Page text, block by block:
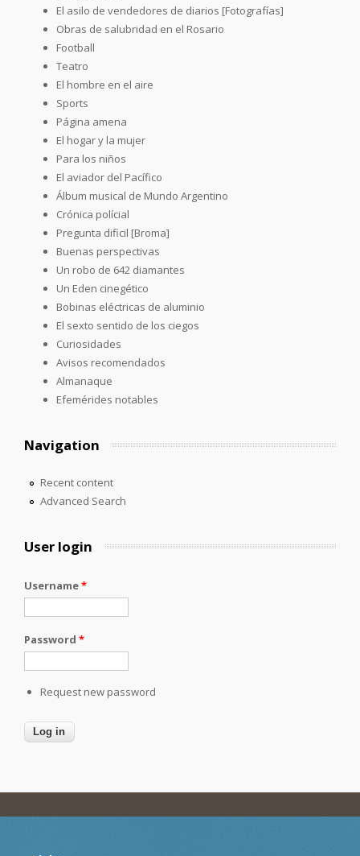
El asilo de vendedores de diarios [Fotografías]
Obras de salubridad en el Rosario
Football
Teatro
El hombre en el aire
Sports
Página amena
El hogar y la mujer
Para los niños
El aviador del Pacífico
Álbum musical de Mundo Argentino
Crónica polícial
Pregunta dificil [Broma]
Buenas perspectivas
Un robo de 642 diamantes
Un Eden cinegético
Bobinas eléctricas de aluminio
El sexto sentido de los ciegos
Curiosidades
Avisos recomendados
Almanaque
Efemérides notables
Navigation
Recent content
Advanced Search
User login
Username*
Password *
Request new password